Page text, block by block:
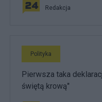
Redakcja
Polityka
Pierwsza taka
świętą krową"